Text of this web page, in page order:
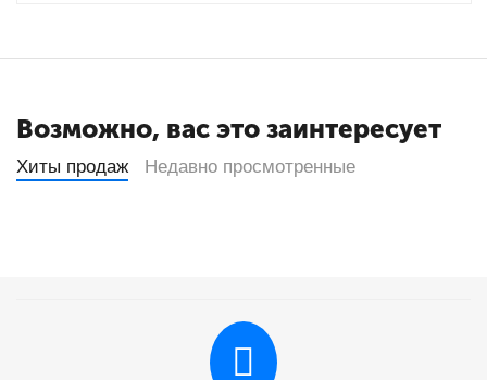
Возможно, вас это заинтересует
Хиты продаж Недавно просмотренные